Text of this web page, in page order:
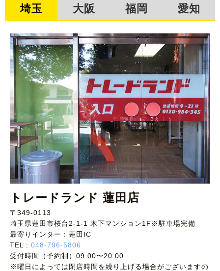
埼玉 大阪 福岡 愛知
トレードランド 蓮田店
〒349-0113
埼玉県蓮田市桜台2-1-1 木下マンション1F※駐車場完備
最寄りインター：蓮田IC
TEL : 048-796-5806
受付時間（予約制）09:00〜20:00
※曜日によっては閉店時間を繰り上げる場合がございますの